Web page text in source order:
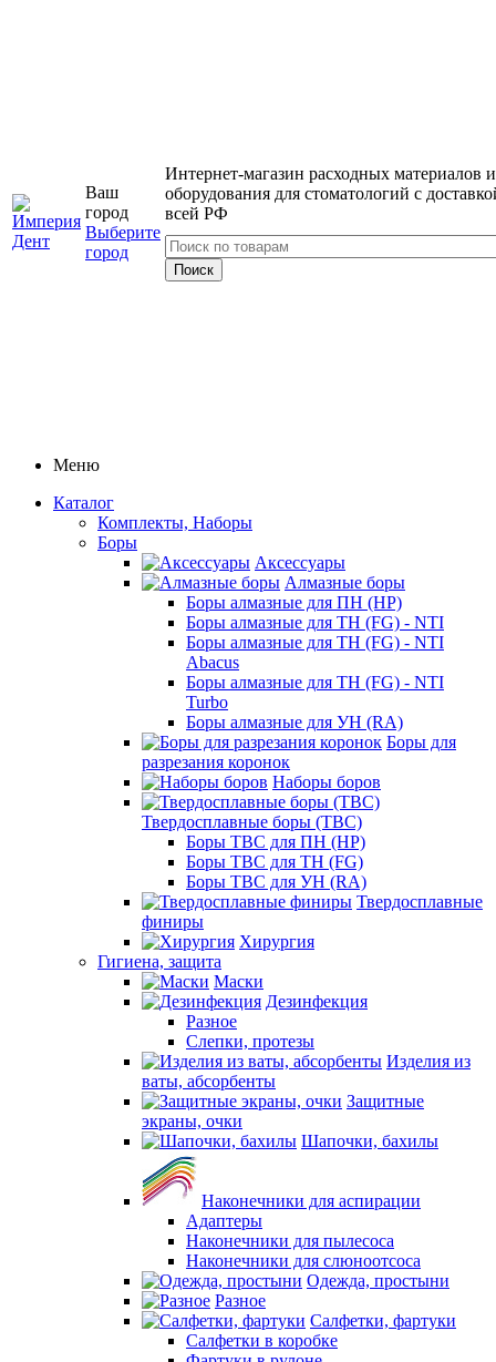
Ваш
город
Выберите
город
Интернет-магазин расходных материалов и
оборудования для стоматологий с
всей РФ
Меню
Каталог
Комплекты, Наборы
Боры
Аксессуары
Алмазные боры
Боры алмазные для ПН (HP)
Боры алмазные для ТН (FG) - NTI
Боры алмазные для ТН (FG) - NTI
Abacus
Боры алмазные для ТН (FG) - NTI
Turbo
Боры алмазные для УН (RA)
Боры для
разрезания коронок
Наборы боров
Твердосплавные боры (ТВС)
Боры ТВС для ПН (HP)
Боры ТВС для ТН (FG)
Боры ТВС для УН (RA)
Твердосплавные
финиры
Хирургия
Гигиена, защита
Маски
Дезинфекция
Разное
Слепки, протезы
Изделия из
ваты, абсорбенты
Защитные
экраны, очки
Шапочки, бахилы
Наконечники для аспирации
Адаптеры
Наконечники для пылесоса
Наконечники для слюноотсоса
Одежда, простыни
Разное
Салфетки, фартуки
Салфетки в коробке